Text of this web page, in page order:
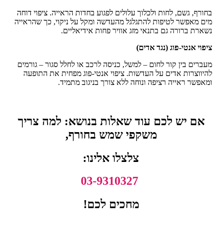
בחורף, גשם, לחות ולכלוך עלולים לפגוע בחדות הראייה. ציפוי דוחה
מים מאפשר לטיפות להתגלגל מהעדשה ומקל על ניקוי, כך שהראייה
נשארת ברורה גם בתנאי מזג אוויר פחות אידיאליים.
ציפוי אנטי-פוג (נגד אדים)
מעברים בין קור לחום – למשל, כניסה לרכב או לחלל סגור – גורמים
להיווצרות אדים על העדשות. ציפוי אנטי-פוג מפחית את התופעה
ומאפשר ראייה רציפה ונוחה ללא צורך בניגוב מתמיד.
אם יש לכם עוד שאלות בנושא: למה צריך
משקפי שמש בחורף,
צלצלו אלינו:
03-9310327
מחכים לכם!